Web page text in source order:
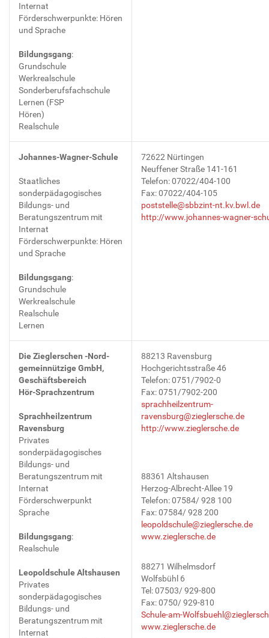
Internat
Förderschwerpunkte: Hören
und Sprache
Bildungsgang:
Grundschule
Werkrealschule
Sonderberufsfachschule
Lernen (FSP
Hören)
Realschule
Johannes-Wagner-Schule
Staatliches
sonderpädagogisches
Bildungs- und
Beratungszentrum mit
Internat
Förderschwerpunkte: Hören
und Sprache
Bildungsgang:
Grundschule
Werkrealschule
Realschule
Lernen
72622 Nürtingen
Neuffener Straße 141-161
Telefon: 07022/404-100
Fax: 07022/404-105
poststelle@sbbzint-nt.kv.bwl.de
http://www.johannes-wagner-
Die Zieglerschen -Nord-
gemeinnützige GmbH,
Geschäftsbereich
Hör-Sprachzentrum
Sprachheilzentrum
Ravensburg
Privates
sonderpädagogisches
Bildungs- und
Beratungszentrum mit
Internat
Förderschwerpunkt
Sprache
Bildungsgang:
Realschule
Leopoldschule Altshausen
Privates
sonderpädagogisches
Bildungs- und
Beratungszentrum mit
Internat
88213 Ravensburg
Hochgerichtsstraße 46
Telefon: 0751/7902-0
Fax: 0751/7902-200
sprachheilzentrum-
ravensburg@zieglersche.de
http://www.zieglersche.de
88361 Altshausen
Herzog-Albrecht-Allee 19
Telefon: 07584/ 928 100
Fax: 07584/ 928 200
leopoldschule@zieglersche.de
www.zieglersche.de
88271 Wilhelmsdorf
Wolfsbühl 6
Tel: 07503/ 929-800
Fax: 0750/ 929-810
Schule-am-
www.zieglersche.de